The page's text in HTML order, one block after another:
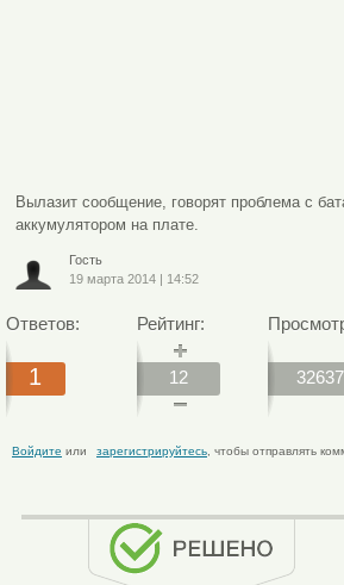
Вылазит сообщение, говорят проблема с
аккумулятором на плате.
Гость
19 марта 2014| 14:52
Ответов:
1
Рейтинг:
12 32637
Войдите или зарегистрируйтесь, чтобы отправлять